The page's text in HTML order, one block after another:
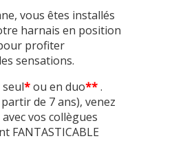
vous êtes installés
harnais en position
profiter
sensations.
*ou en duo**.
de 7 ans), venez
vos collègues
FANTASTICABLE